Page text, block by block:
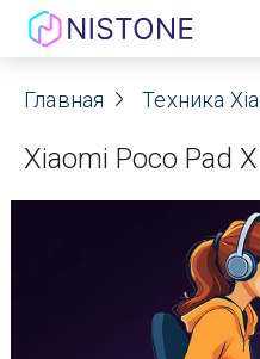
Акции
О нас
Договор оферты
Реквизиты
Главная Техника
Xiaomi Poco Pad